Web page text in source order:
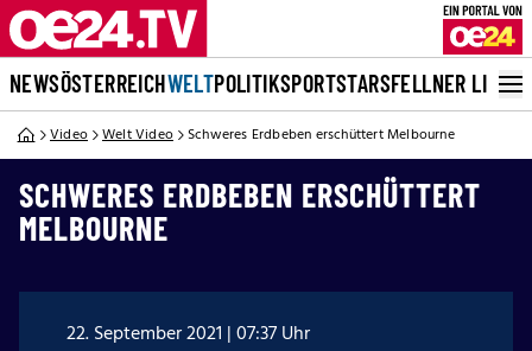
NEWSÖSTERREICHWELTPOLITIKSPORTSTARSFELLNER LIVE
Video Welt Video Schweres Erdbeben erschüttert Melbourne
SCHWERES ERDBEBEN ERSCHÜTTERT
MELBOURNE
22. September 2021 | 07:37 Uhr